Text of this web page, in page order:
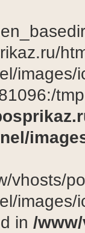
vhosts/
in /